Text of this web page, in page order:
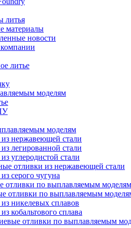
литья
материалы
новости
литье
моделям
моделям
нержавеющей стали
легированной стали
углеродистой стали
отливки из нержавеющей стали
серого чугуна
отливки по выплавляемым моделям
отливки по выплавляемым
никелевых сплавов
кобальтового сплава
отливки по выплавляемым